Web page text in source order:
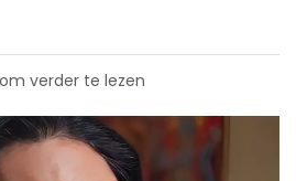
verder te lezen